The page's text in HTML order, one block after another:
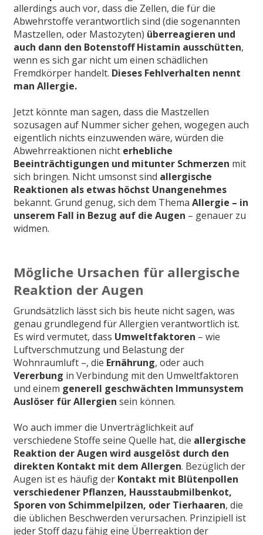
allerdings auch vor, dass die Zellen, die für die
Abwehrstoffe verantwortlich sind (die sogenannten
Mastzellen, oder Mastozyten) überreagieren und
auch dann den Botenstoff Histamin ausschütten,
wenn es sich gar nicht um einen schädlichen
Fremdkörper handelt. Dieses Fehlverhalten nennt
man Allergie.
Jetzt könnte man sagen, dass die Mastzellen
sozusagen auf Nummer sicher gehen, wogegen auch
eigentlich nichts einzuwenden wäre, würden die
Abwehrreaktionen nicht erhebliche
Beeinträchtigungen und mitunter Schmerzen mit
sich bringen. Nicht umsonst sind allergische
Reaktionen als etwas höchst Unangenehmes
bekannt. Grund genug, sich dem Thema Allergie – in
unserem Fall in Bezug auf die Augen – genauer zu
widmen.
Mögliche Ursachen für allergische
Reaktion der Augen
Grundsätzlich lässt sich bis heute nicht sagen, was
genau grundlegend für Allergien verantwortlich ist.
Es wird vermutet, dass Umweltfaktoren – wie
Luftverschmutzung und Belastung der
Wohnraumluft –, die Ernährung, oder auch
Vererbung in Verbindung mit den Umweltfaktoren
und einem generell geschwächten Immunsystem
Auslöser für Allergien sein können.
Wo auch immer die Unverträglichkeit auf
verschiedene Stoffe seine Quelle hat, die allergische
Reaktion der Augen wird ausgelöst durch den
direkten Kontakt mit dem Allergen. Bezüglich der
Augen ist es häufig der Kontakt mit Blütenpollen
verschiedener Pflanzen, Hausstaubmilbenkot,
Sporen von Schimmelpilzen, oder Tierhaaren, die
die üblichen Beschwerden verursachen. Prinzipiell ist
jeder Stoff dazu fähig eine Überreaktion der